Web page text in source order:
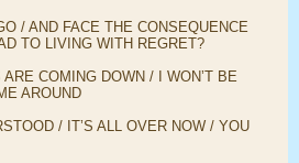
/ AND FACE THE CONSEQUENCE
TO LIVING WITH REGRET?
COMING DOWN / I WON’T BE
AROUND
/ IT’S ALL OVER NOW / YOU